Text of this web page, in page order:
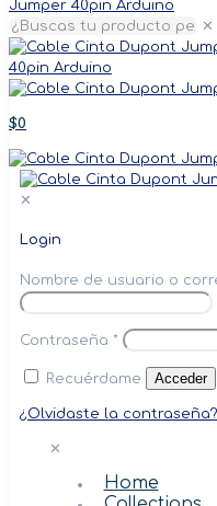
✕
$0
✕
Login
Nombre de usuario o
Contraseña *
Recuérdame Acceder
¿Olvidaste la contraseña?
✕
Home